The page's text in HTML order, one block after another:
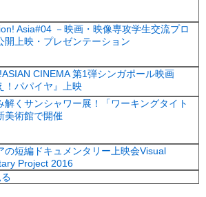
Asia#04 －映画・映像専攻学生交流プロ
開上映・プレゼンテーション
CINEMA 第1弾シンガポール映画
！パパイヤ』上映
解くサンシャワー展！「ワーキングタイト
美術館で開催
の短編ドキュメンタリー上映会Visual
Project 2016